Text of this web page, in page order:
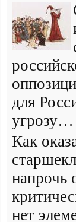
для
угрозу…
Как
напрочь
нет